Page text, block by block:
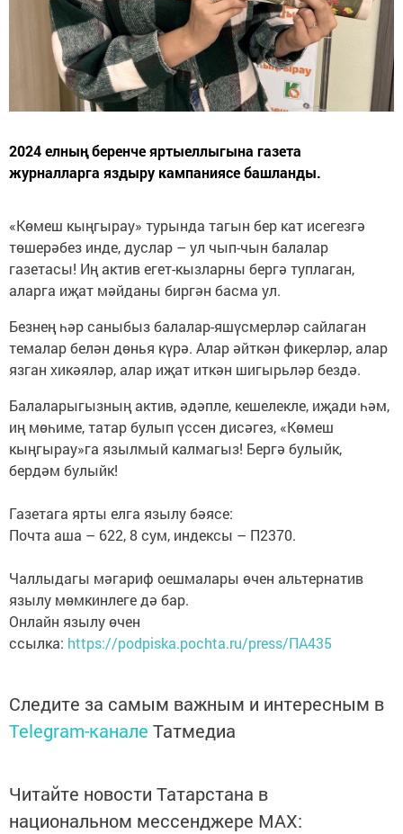
2024 елның беренче яртыеллыгына газета
журналларга яздыру кампаниясе башланды.
«Көмеш кыңгырау» турында тагын бер кат исегезгә
төшерәбез инде, дуслар – ул чып-чын балалар
газетасы! Иң актив егет-кызларны бергә туплаган,
аларга иҗат мәйданы биргән басма ул.
Безнең һәр саныбыз балалар-яшүсмерләр сайлаган
темалар белән дөнья күрә. Алар әйткән фикерләр, алар
язган хикәяләр, алар иҗат иткән шигырьләр бездә.
Балаларыгызның актив, әдәпле, кешелекле, иҗади һәм,
иң мөһиме, татар булып үссен дисәгез, «Көмеш
кыңгырау»га язылмый калмагыз! Бергә булыйк,
бердәм булыйк!
Газетага ярты елга язылу бәясе:
Почта аша – 622, 8 сум, индексы – П2370.
Чаллыдагы мәгариф оешмалары өчен альтернатив
язылу мөмкинлеге дә бар.
Онлайн язылу өчен
ссылка: https://podpiska.pochta.ru/press/ПА435
Следите за самым важным и интересным в
Telegram-канале Татмедиа
Читайте новости Татарстана в
национальном мессенджере MАХ: